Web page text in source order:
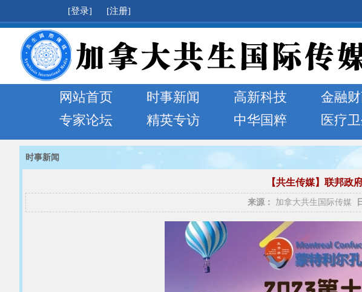
[登录] [注册]
网站首页 时事新闻 高新科技 金融
专家论坛
精英专访 中华国粹 医疗
时事新闻
【共生传媒】联邦政
来源： 加拿大共生国际传媒